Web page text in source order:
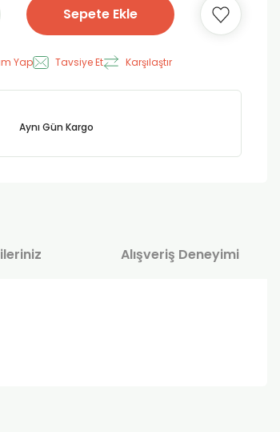
Sepete Ekle
Yap Tavsiye Et Karşılaştır
Aynı Gün Kargo
Alışveriş Deneyimi